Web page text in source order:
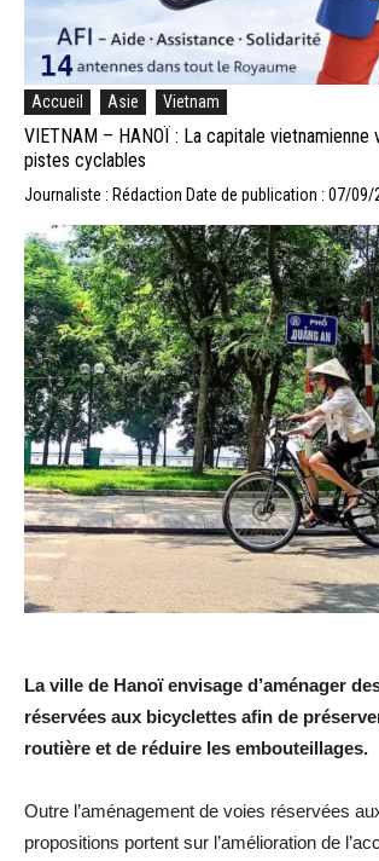
Accueil Asie Vietnam
VIETNAM – HANOÏ : La capitale vietnamienne
pistes cyclables
Journaliste : Rédaction Date de publication : 07/09/
La ville de Hanoï envisage d’aménager
réservées aux bicyclettes afin de
routière et de réduire les embouteillages.
Outre l’aménagement de voies réservées
propositions portent sur l’amélioration de